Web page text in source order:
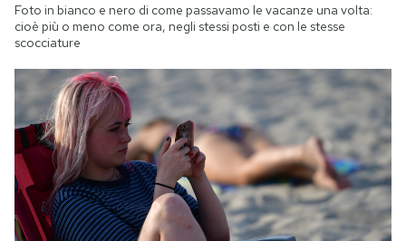
Foto in bianco e nero di come passavamo le vacanze una volta:
cioè più o meno come ora, negli stessi posti e con le stesse
scocciature